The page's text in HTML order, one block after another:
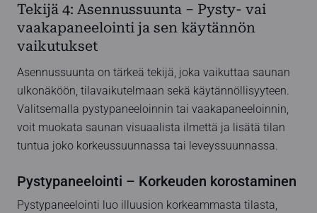
Tekijä 4: Asennussuunta – Pysty- vai
vaakapaneelointi ja sen käytännön
vaikutukset
Asennussuunta on tärkeä tekijä, joka vaikuttaa saunan
ulkonäköön, tilavaikutelmaan sekä käytännöllisyyteen.
Valitsemalla pystypaneeloinnin tai vaakapaneeloinnin,
voit muokata saunan visuaalista ilmettä ja lisätä tilan
tuntua joko korkeussuunnassa tai leveyssuunnassa.
Pystypaneelointi – Korkeuden korostaminen
Pystypaneelointi luo illuusion korkeammasta tilasta,